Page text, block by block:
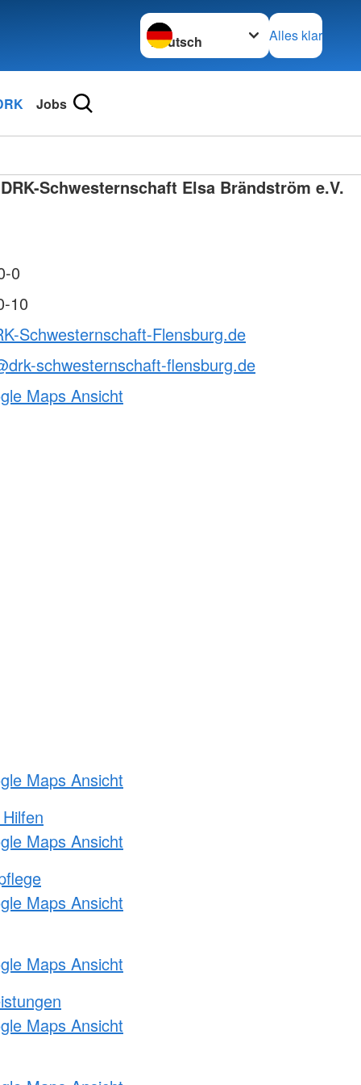
Sprache wechseln zu
Alles klar
Jobs
Schwesternschaft Elsa Brändström e.V.
0
10
Schwesternschaft-Flensburg.de
schwesternschaft-flensburg.de
Maps Ansicht
Maps Ansicht
Maps Ansicht
Maps Ansicht
Maps Ansicht
Maps Ansicht